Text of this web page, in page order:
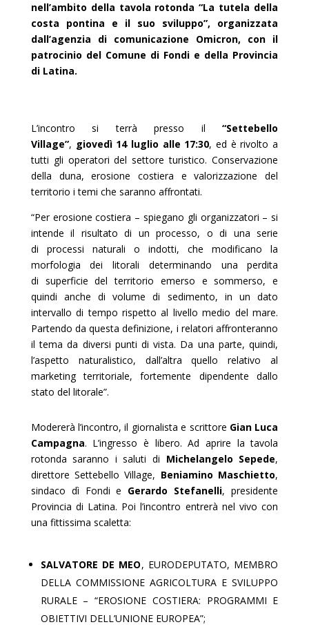
nell’ambito della tavola rotonda “La tutela della
costa pontina e il suo sviluppo”, organizzata
dall’agenzia di comunicazione Omicron, con il
patrocinio del Comune di Fondi e della Provincia
di Latina.
L’incontro si terrà presso il“Settebello
Village”, giovedì 14 luglio alle 17:30, ed è rivolto a
tutti gli operatori del settore turistico. Conservazione
della duna, erosione costiera e valorizzazione del
territorio i temi che saranno affrontati.
“Per erosione costiera – spiegano gli organizzatori – si
intende il risultato di un processo, o di una serie
di processi naturali o indotti, che modificano la
morfologia dei litorali determinando una perdita
di superficie del territorio emerso e sommerso, e
quindi anche di volume di sedimento, in un dato
intervallo di tempo rispetto al livello medio del mare.
Partendo da questa definizione, i relatori affronteranno
il tema da diversi punti di vista. Da una parte, quindi,
l’aspetto naturalistico, dall’altra quello relativo al
marketing territoriale, fortemente dipendente dallo
stato del litorale”.
Modererà l’incontro, il giornalista e scrittore Gian Luca
Campagna. L’ingresso è libero. Ad aprire la tavola
rotonda saranno i saluti di Michelangelo Sepede,
direttore Settebello Village, Beniamino Maschietto,
sindaco dì Fondi e Gerardo Stefanelli, presidente
Provincia di Latina. Poi l’incontro entrerà nel vivo con
una fittissima scaletta:
SALVATORE DE MEO, EURODEPUTATO, MEMBRO
DELLA COMMISSIONE AGRICOLTURA E SVILUPPO
RURALE – “EROSIONE COSTIERA: PROGRAMMI E
OBIETTIVI DELL’UNIONE EUROPEA”;